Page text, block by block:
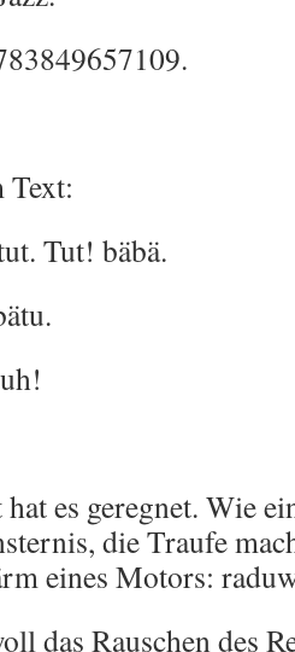
Text:
Tut! bäbä.
hat es geregnet. Wie
die Traufe
eines Motors:
das Rauschen des